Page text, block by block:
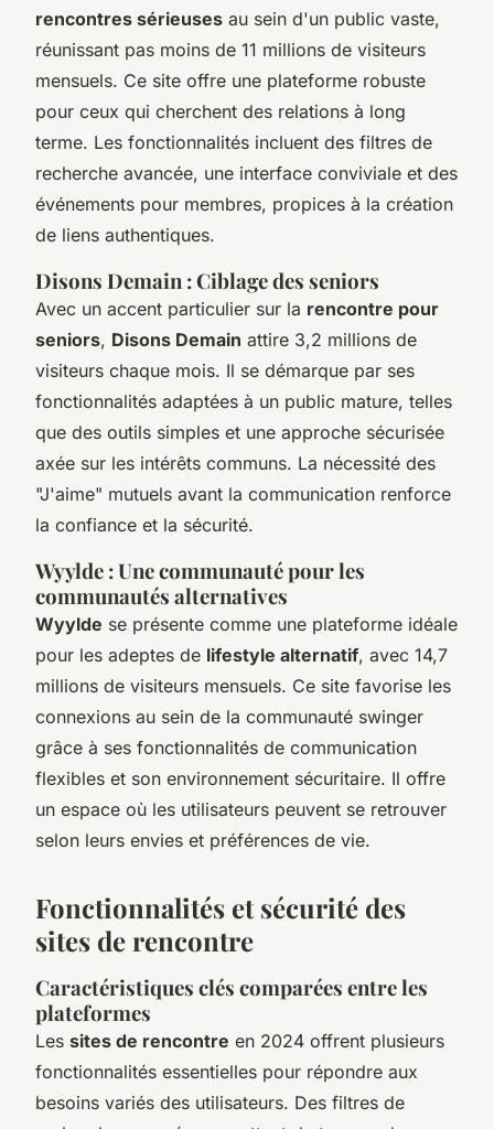
rencontres sérieuses au sein d'un public vaste,
réunissant pas moins de 11 millions de visiteurs
mensuels. Ce site offre une plateforme robuste
pour ceux qui cherchent des relations à long
terme. Les fonctionnalités incluent des filtres de
recherche avancée, une interface conviviale et des
événements pour membres, propices à la création
de liens authentiques.
Disons Demain : Ciblage des seniors
Avec un accent particulier sur la rencontre pour
seniors, Disons Demain attire 3,2 millions de
visiteurs chaque mois. Il se démarque par ses
fonctionnalités adaptées à un public mature, telles
que des outils simples et une approche sécurisée
axée sur les intérêts communs. La nécessité des
"J'aime" mutuels avant la communication renforce
la confiance et la sécurité.
Wyylde : Une communauté pour les
communautés alternatives
Wyylde se présente comme une plateforme idéale
pour les adeptes de lifestyle alternatif, avec 14,7
millions de visiteurs mensuels. Ce site favorise les
connexions au sein de la communauté swinger
grâce à ses fonctionnalités de communication
flexibles et son environnement sécuritaire. Il offre
un espace où les utilisateurs peuvent se retrouver
selon leurs envies et préférences de vie.
Fonctionnalités et sécurité des
sites de rencontre
Caractéristiques clés comparées entre les
plateformes
Les sites de rencontre en 2024 offrent plusieurs
fonctionnalités essentielles pour répondre aux
besoins variés des utilisateurs. Des filtres de